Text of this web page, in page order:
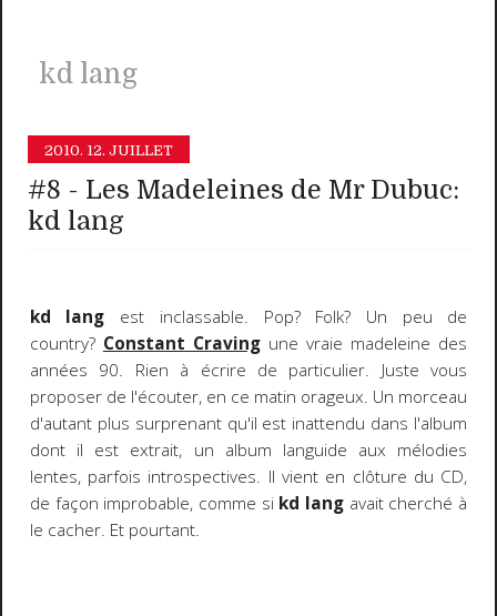
kd lang
2010. 12. JUILLET
#8 - Les Madeleines de Mr Dubuc:
kd lang
kd lang est inclassable. Pop? Folk? Un peu de
country? Constant Cravingune vraie madeleine des
années 90. Rien à écrire de particulier. Juste vous
proposer de l'écouter, en ce matin orageux. Un morceau
d'autant plus surprenant qu'il est inattendu dans l'album
dont il est extrait, un album languide aux mélodies
lentes, parfois introspectives. Il vient en clôture du CD,
de façon improbable, comme si kd lang avait cherché à
le cacher. Et pourtant.